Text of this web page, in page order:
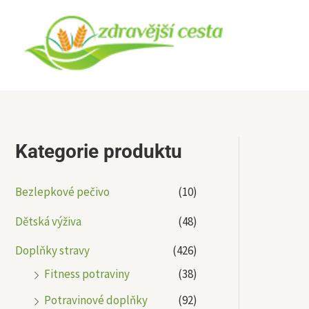
obsah
Kategorie produktu
Bezlepkové pečivo
(10)
Dětská výživa
(48)
Doplňky stravy
(426)
Fitness potraviny
(38)
Potravinové doplňky
(92)